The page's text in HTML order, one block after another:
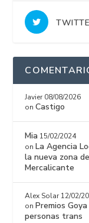
Javier 08/08/2026
onCastigo
Mia 15/02/2024
on La Agencia
la nueva zona
Mercalicante
Alex Solar 12/02/
on Premios
personas trans